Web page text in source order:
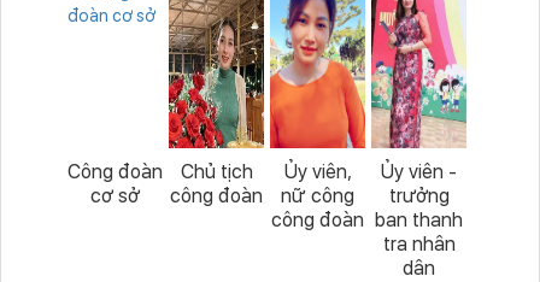
Công đoàn
cơ sở
Chủ tịch
công đoàn
Ủy viên,
nữ công
công đoàn
Ủy viên -
trưởng
ban thanh
tra nhân
dân